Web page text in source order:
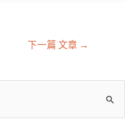
下一篇 文章 →